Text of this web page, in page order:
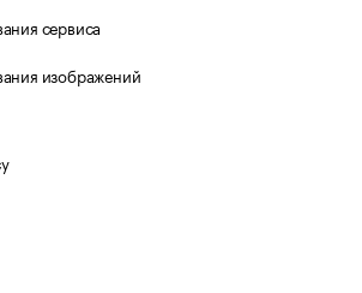
сервиса
изображений